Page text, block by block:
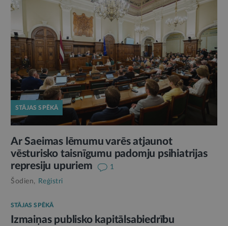
STĀJAS SPĒKĀ
Ar Saeimas lēmumu varēs atjaunot
vēsturisko taisnīgumu padomju psihiatrijas
represiju upuriem
1
Šodien, Reģistri
STĀJAS SPĒKĀ
Izmaiņas publisko kapitālsabiedrību